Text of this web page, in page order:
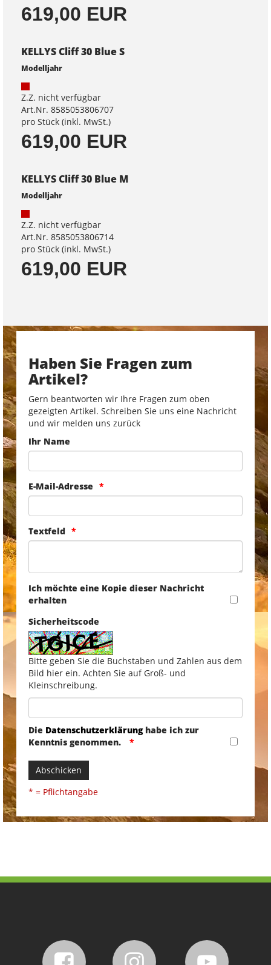
619,00 EUR
KELLYS Cliff 30 Blue S
Modelljahr
Z.Z. nicht verfügbar
Art.Nr. 8585053806707
pro Stück (inkl. MwSt.)
619,00 EUR
KELLYS Cliff 30 Blue M
Modelljahr
Z.Z. nicht verfügbar
Art.Nr. 8585053806714
pro Stück (inkl. MwSt.)
619,00 EUR
Haben Sie Fragen zum
Artikel?
Gern beantworten wir Ihre Fragen zum oben
gezeigten Artikel. Schreiben Sie uns eine Nachricht
und wir melden uns zurück
Ihr Name
E-Mail-Adresse
Textfeld
Ich möchte eine Kopie dieser Nachricht
erhalten
Sicherheitscode
Bitte geben Sie die Buchstaben und Zahlen aus dem
Bild hier ein. Achten Sie auf Groß- und
Kleinschreibung.
Die Datenschutzerklärunghabe ich zur
Kenntnis genommen.
Abschicken
* = Pflichtangabe